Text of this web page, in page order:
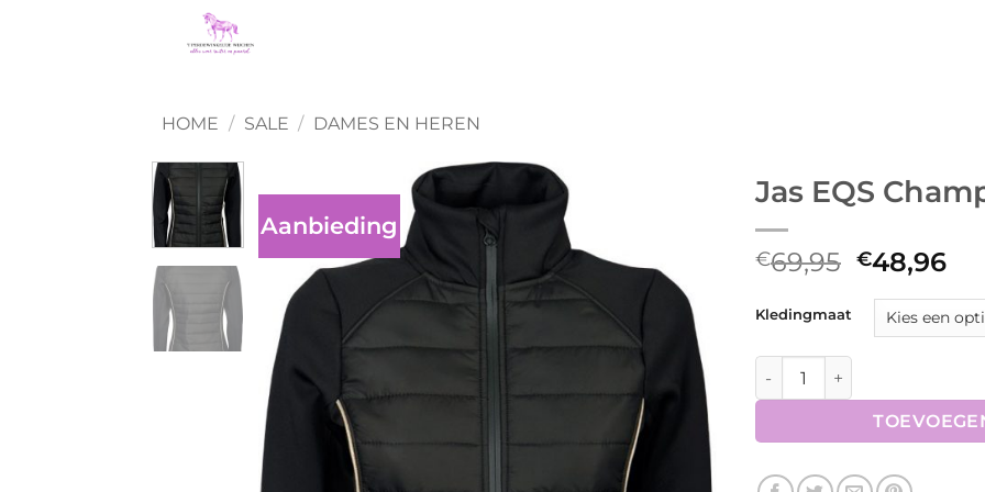
HOME / SALE / DAMES EN HEREN
Aanbieding
Jas EQS
€69,95
was:
€69,95.
€48,96
is:
Kledingmaat
Jas EQS Champagne aantal